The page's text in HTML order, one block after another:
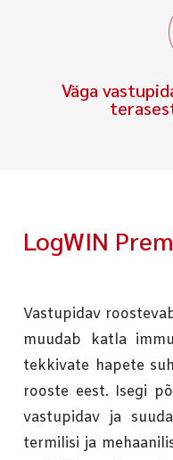
Väga
LogWIN
Vastupidav
muudab katla
tekkivate hapete
rooste eest. Isegi
vastupidav ja
termilisi ja